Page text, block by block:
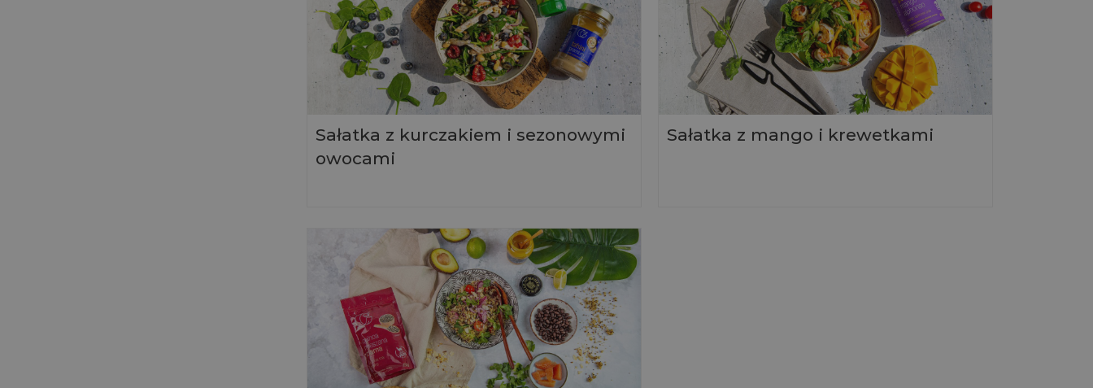
Sałatka z kurczakiem i sezonowymi
owocami
Sałatka z mango i krewetkami